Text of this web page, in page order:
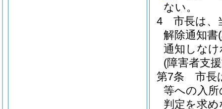
ない。
4
市長は、
解除通知書(
通知しな
(障害者支
第7条
市長
等への入
判定を求